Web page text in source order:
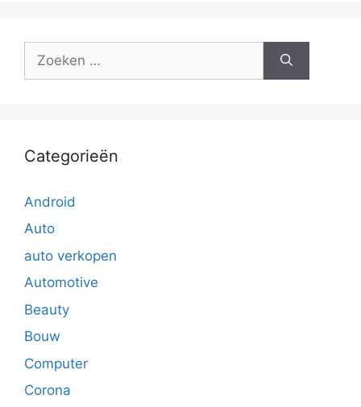
naar:
Categorieën
Android
Auto
auto verkopen
Automotive
Beauty
Bouw
Computer
Corona